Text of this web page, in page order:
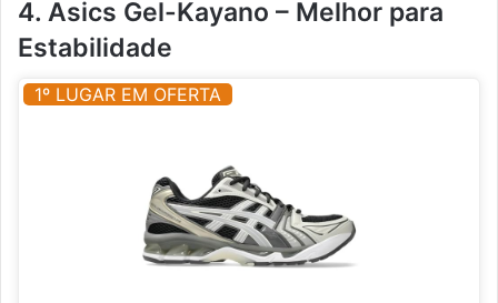
4. Asics Gel-Kayano – Melhor para
Estabilidade
1º LUGAR EM OFERTA